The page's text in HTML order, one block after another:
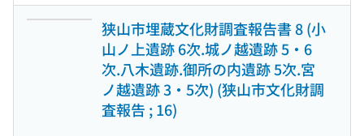
狭山市埋蔵文化財調査報告書 8 (小
山ノ上遺跡 6次.城ノ越遺跡 5・6
次.八木遺跡.御所の内遺跡 5次.宮
ノ越遺跡 3・5次) (狭山市文化財調
査報告 ; 16)